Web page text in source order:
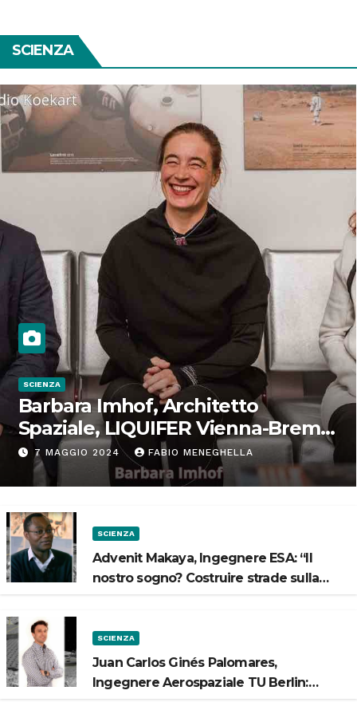
SCIENZA
SCIENZA
Barbara Imhof, Architetto
Spaziale, LIQUIFER Vienna-Brema:
“Progettiamo habitat per lo
Spazio”
7 MAGGIO 2024 FABIO MENEGHELLA
SCIENZA
Advenit Makaya, Ingegnere ESA: “Il
nostro sogno? Costruire strade sulla
SCIENZA
Juan Carlos Ginés Palomares,
Ingegnere Aerospaziale TU Berlin: